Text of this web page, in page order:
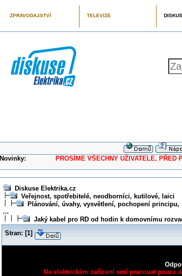
ZPRAVODAJSTVÍ TELEVIZE
Novinky: PROSÍME VŠECHNY UŽIVATELE, PŘED
Diskuse Elektrika.cz
Veřejnost, spotřebitelé, neodborníci, kutilové, laici
Plánování, úvahy, vysvětlení, pochopení
...
Jaký kabel pro RD od hodin k domovnímu
Stran: [1]
Na elektrickém zařízení smí pracovat pouze